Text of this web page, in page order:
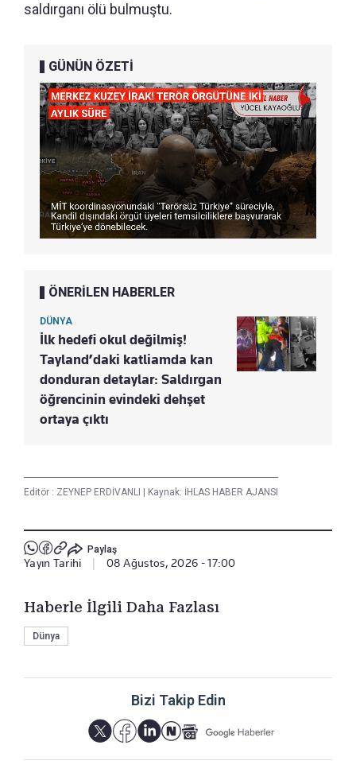
saldırganı ölü bulmuştu.
GÜNÜN ÖZETİ
ÖNERİLEN HABERLER
DÜNYA
İlk hedefi okul değilmiş!
Tayland’daki katliamda kan
donduran detaylar: Saldırgan
öğrencinin evindeki dehşet
ortaya çıktı
Editör : ZEYNEP ERDİVANLI Kaynak: İHLAS HABER AJANSI
Paylaş
Yayın Tarihi 08 Ağustos, 2026 - 17:00
Haberle İlgili Daha Fazlası
Dünya
Bizi Takip Edin